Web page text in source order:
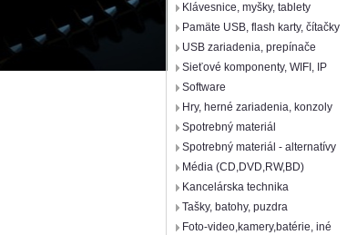
Klávesnice, myšky, tablety
Pamäte USB, flash karty, čítačky
USB zariadenia, prepínače
Sieťové komponenty, WIFI, IP
Software
Hry, herné zariadenia, konzoly
Spotrebný materiál
Spotrebný materiál - alternatívy
Média (CD,DVD,RW,BD)
Kancelárska technika
Tašky, batohy, puzdra
Foto-video,kamery,batérie, iné